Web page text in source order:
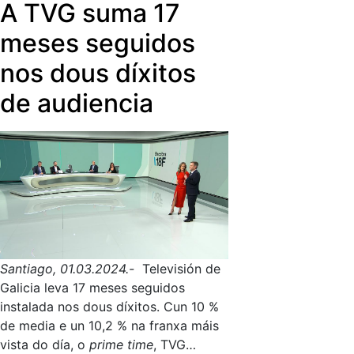
candidaturas aos premios máis
destacados a nivel nacional: os Goya,
os Forqué e os Feroz.
imaxinario gobernado por mulleres.
Abraiada pola historia e a actitude
transgresora da autora, anímase a
facer un filme.
de 20 festivais nacionais e
internacionais, posúe o distintivo
‘Especialmente recomendada para o
fomento da igualdade de xénero’.
A TVG suma 17
meses seguidos
nos dous díxitos
de audiencia
Santiago, 01.03.2024.- Televisión de
Galicia leva 17 meses seguidos
instalada nos dous díxitos. Cun 10 %
de media e un 10,2 % na franxa máis
vista do día, o prime time, TVG